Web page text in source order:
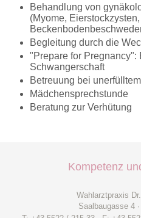
Behandlung von
(Myome,
Begleitung durch die
"Prepare for
Schwangerschaft
Betreuung bei
Mädchensprechstunde
Beratung zur Verhütung
Kompetenz
Wahlarztpraxis
Saalbaugasse 4